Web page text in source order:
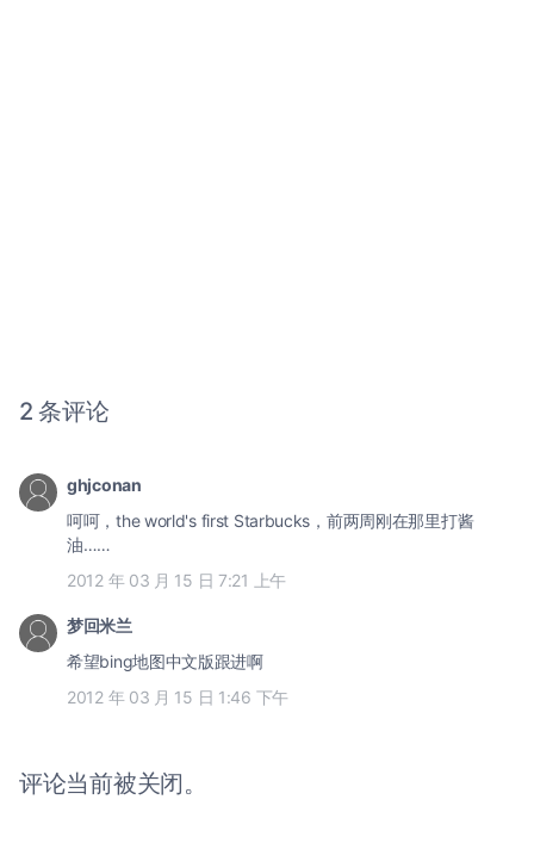
2 条评论
ghjconan
呵呵，the world's first Starbucks，前两周刚在那里打酱
油……
2012 年 03 月 15 日 7:21 上午
梦回米兰
希望bing地图中文版跟进啊
2012 年 03 月 15 日 1:46 下午
评论当前被关闭。